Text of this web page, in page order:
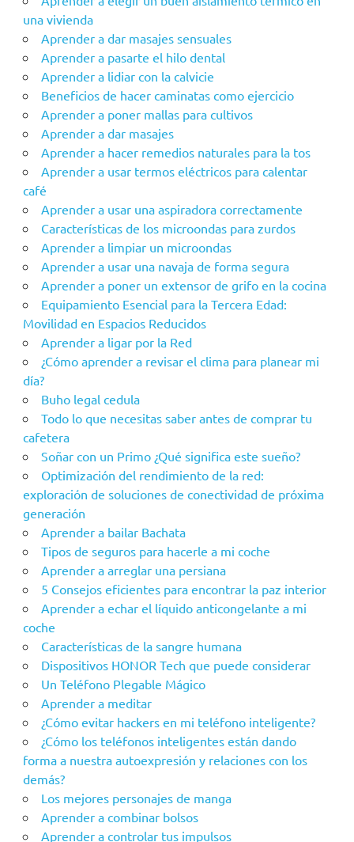
una vivienda
Aprender a dar masajes sensuales
Aprender a pasarte el hilo dental
Aprender a lidiar con la calvicie
Beneficios de hacer caminatas como ejercicio
Aprender a poner mallas para cultivos
Aprender a dar masajes
Aprender a hacer remedios naturales para la tos
Aprender a usar termos eléctricos para calentar
café
Aprender a usar una aspiradora correctamente
Características de los microondas para zurdos
Aprender a limpiar un microondas
Aprender a usar una navaja de forma segura
Aprender a poner un extensor de grifo en la cocina
Equipamiento Esencial para la Tercera Edad:
Movilidad en Espacios Reducidos
Aprender a ligar por la Red
¿Cómo aprender a revisar el clima para planear mi
día?
Buho legal cedula
Todo lo que necesitas saber antes de comprar tu
cafetera
Soñar con un Primo ¿Qué significa este sueño?
Optimización del rendimiento de la red:
exploración de soluciones de conectividad de próxima
generación
Aprender a bailar Bachata
Tipos de seguros para hacerle a mi coche
Aprender a arreglar una persiana
5 Consejos eficientes para encontrar la paz interior
Aprender a echar el líquido anticongelante a mi
coche
Características de la sangre humana
Dispositivos HONOR Tech que puede considerar
Un Teléfono Plegable Mágico
Aprender a meditar
¿Cómo evitar hackers en mi teléfono inteligente?
¿Cómo los teléfonos inteligentes están dando
forma a nuestra autoexpresión y relaciones con los
demás?
Los mejores personajes de manga
Aprender a combinar bolsos
Aprender a controlar tus impulsos